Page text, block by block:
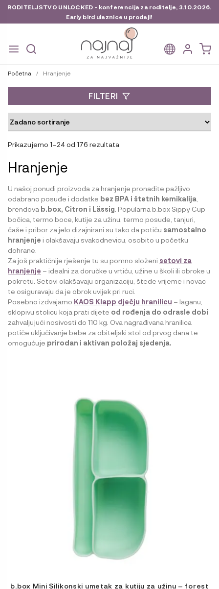
RODITELJSTVO UNLOCKED - konferencija za roditelje, 3.10.2026.
Early bird ulaznice u prodaji!
na
do
Početna / Hranjenje
Prikazujemo 1–24 od 176 rezultata
Hranjenje
U našoj ponudi proizvoda za hranjenje pronađite pažljivo
odabrano posuđe i dodatke bez BPA i štetnih kemikalija
brendova b.box, Citron i Lässig . Popularna b.box Sippy Cup
bočica, termo boce, kutije za užinu, termo posude, tanjuri,
čaše i pribor za jelo dizajnirani su tako da potiču samostalno
hranjenje i olakšavaju svakodnevicu, osobito u početku
dohrane.
Za još praktičnije rješenje tu su pomno složeni setovi za
hranjenje – idealni za doručke u vrtiću, užine u školi ili obroke u
pokretu. Setovi olakšavaju organizaciju, štede vrijeme i novac
te osiguravaju da je obrok uvijek pri ruci.
Posebno izdvajamo KAOS Klapp dječju hranilicu – laganu,
sklopivu stolicu koja prati dijete od rođenja do odrasle dobi
zahvaljujući nosivosti do 110 kg. Ova nagrađivana hranilica
potiče uključivanje bebe za obiteljski stol od prvog dana te
omogućuje prirodan i aktivan položaj sjedenja.
b.box Mini Silikonski umetak za kutiju za užinu – forest
FILTERI